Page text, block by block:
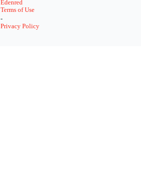
Edenred
Terms of Use
-
Privacy Policy